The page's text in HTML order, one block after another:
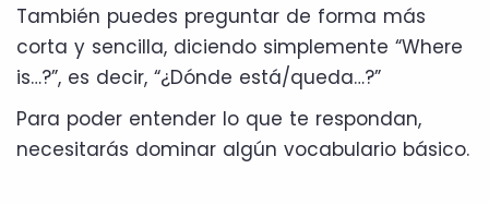
También puedes preguntar de forma más
corta y sencilla, diciendo simplemente “Where
is…?”, es decir, “¿Dónde está/queda…?”
Para poder entender lo que te respondan,
necesitarás dominar algún vocabulario básico.